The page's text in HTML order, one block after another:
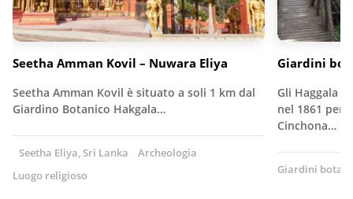
Seetha Amman Kovil – Nuwara Eliya
Seetha Amman Kovil è situato a soli 1 km dal
Giardino Botanico Hakgala…
Seetha Eliya, Sri Lanka
Archeologia
Luogo religioso
Giardini
Gli Haggala
nel 1861 per
Cinchona…
Giardini